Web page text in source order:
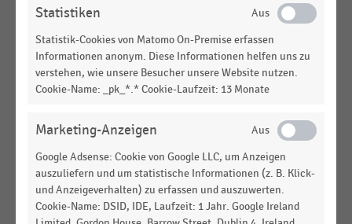
deutschen Einzelhandel für Maßnahmen gegen
DEUTSCHSPRACHIGER EINZELHANDEL|STATISTIK
Ausgaben der Handelsunternehmen für
Maßnahmen gegen Inventurdifferenzen im
DEUTSCHSPRACHIGER EINZELHANDEL STATISTIK
Budget der Handelsunternehmen im deutschen
Einzelhandel für Maßnahmen gegen
Inventurdifferenzen nach Branchen (2026)
Statistiken
Statistik-Cookies von Matomo On-Premise erfassen
Informationen anonym. Diese Informationen helfen uns zu
verstehen, wie unsere Besucher unsere Website nutzen.
Cookie-Name: _pk_*.* Cookie-Laufzeit: 13 Monate
Marketing-Anzeigen
Google Adsense: Cookie von Google LLC, um Anzeigen
auszuliefern und um statistische Informationen (z. B. Klick-
und Anzeigeverhalten) zu erfassen und auszuwerten.
Cookie-Name: DSID, IDE, Laufzeit: 1 Jahr. Google Ireland